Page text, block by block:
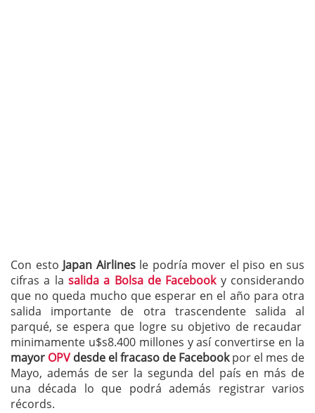
Con esto Japan Airlinesle podría mover el piso en sus
cifras a la salida a Bolsa de Facebook y considerando
que no queda mucho que esperar en el año para otra
salida importante de otra trascendente salida al
parqué, se espera que logre su objetivo de recaudar
minimamente u$s8.400 millones y así convertirse en la
mayor OPVdesde el fracaso de Facebookpor el mes de
Mayo, además de ser la segunda del país en más de
una década lo que podrá además registrar varios
récords.